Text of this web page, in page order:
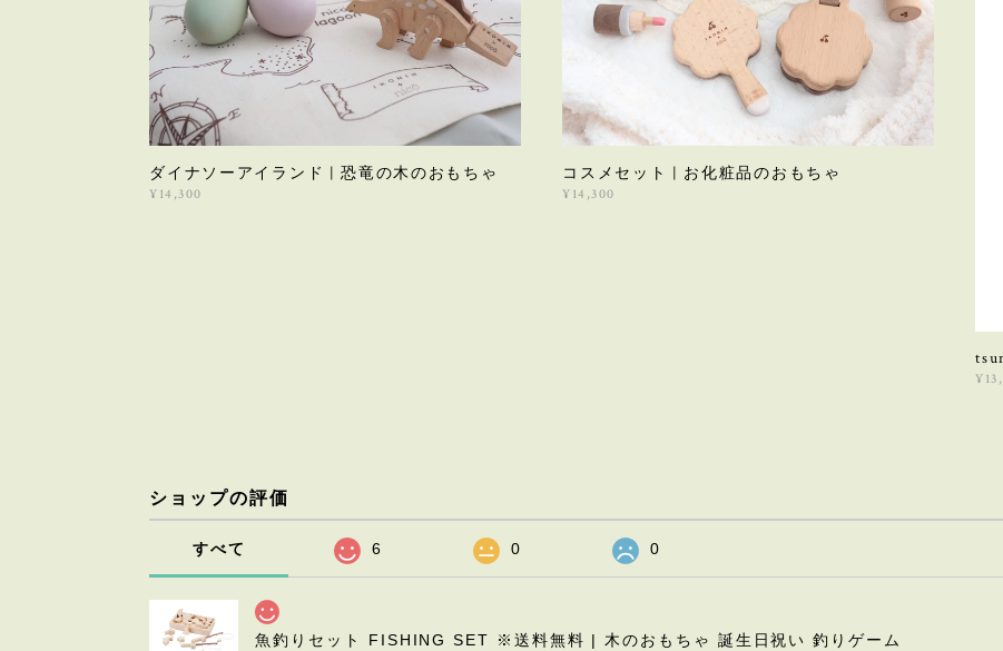
ダイナソーアイランド | 恐竜の木のおもちゃ
¥14,300
コスメセット | お化粧品のおもちゃ
¥14,300
ショップの評価
すべて 6 0 0
魚釣りセット FISHING SET ※送料無料 | 木のおもちゃ 誕生日祝い 釣りゲーム